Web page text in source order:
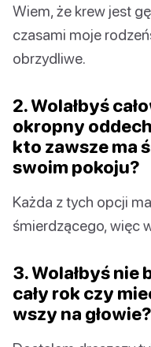
Wiem, że krew jest
czasami moje
obrzydliwe.
2. Wolałbyś
okropny
kto zawsze ma
swoim pokoju?
Każda z tych opcji
śmierdzącego, więc
3. Wolałbyś nie
cały rok czy
wszy na głowie?